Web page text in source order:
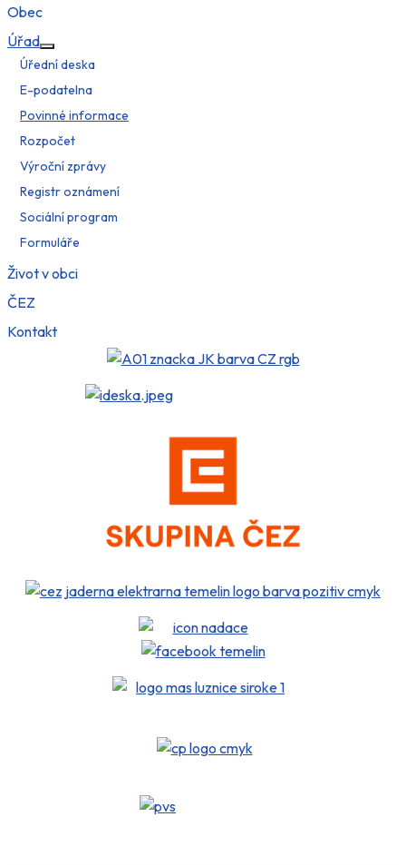
Obec
Úřad
Více o: Úřad
Úřední deska
E-podatelna
Povinné informace
Rozpočet
Výroční zprávy
Registr oznámení
Sociální program
Formuláře
Život v obci
ČEZ
Kontakt